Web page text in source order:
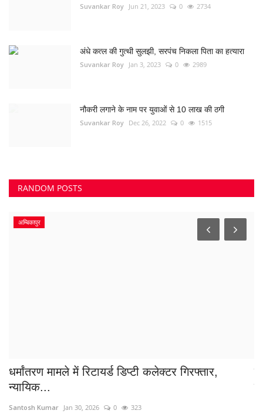
Suvankar Roy Jun 21, 2023 0 2734
अंधे कत्ल की गुत्थी सुलझी, सरपंच निकला पिता का हत्यारा
Suvankar Roy Jan 3, 2023 0 2989
नौकरी लगाने के नाम पर युवाओं से 10 लाख की ठगी
Suvankar Roy Dec 26, 2022 0 1515
RANDOM POSTS
अम्बिकापुर
धर्मांतरण मामले में रिटायर्ड डिप्टी कलेक्टर गिरफ्तार,
न्यायिक...
Santosh Kumar Jan 30, 2026 0 323